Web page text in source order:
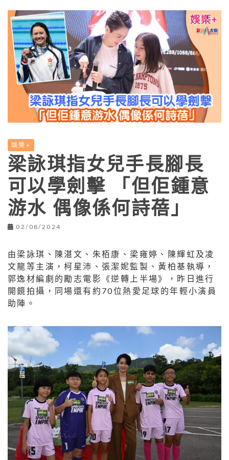
娛樂+
梁詠琪指女兒手長腳長
可以學劍擊 「但佢鍾意
游水 偶像係何詩蓓」
02/08/2024
由梁詠琪、陳湛文、朱栢康、梁雍婷、陳輝虹及凌
文龍等主演，柯星沛、張潔妮監製、黃柏基執導，
郭逸材編劇的勵志電影《逆轉上半場》，昨日進行
開鏡拍攝，同場還有約70位熱愛足球的年輕小演員
助陣。